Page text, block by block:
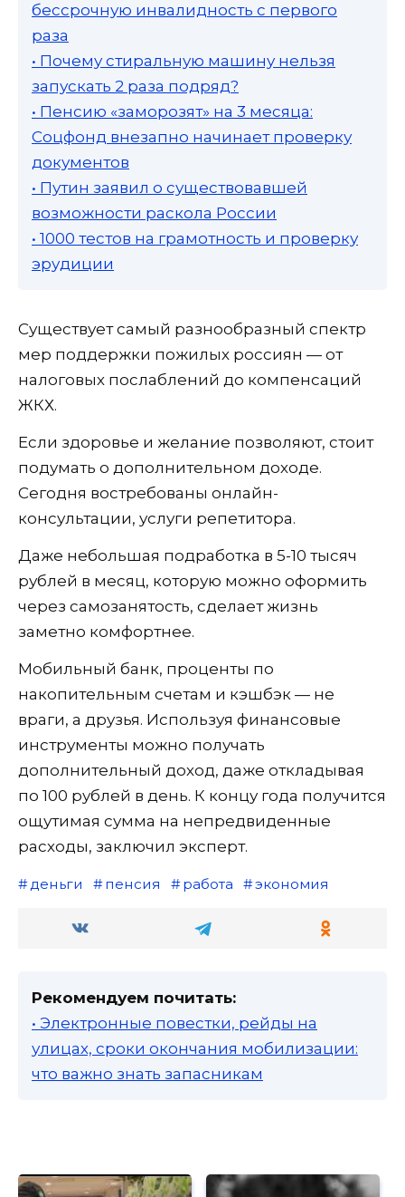
бессрочную инвалидность с первого
раза
• Почему стиральную машину нельзя
запускать 2 раза подряд?
• Пенсию «заморозят» на 3 месяца:
Соцфонд внезапно начинает проверку
документов
• Путин заявил о существовавшей
возможности раскола России
• 1000 тестов на грамотность и проверку
эрудиции
Существует самый разнообразный спектр
мер поддержки пожилых россиян — от
налоговых послаблений до компенсаций
ЖКХ.
Если здоровье и желание позволяют, стоит
подумать о дополнительном доходе.
Сегодня востребованы онлайн-
консультации, услуги репетитора.
Даже небольшая подработка в 5-10 тысяч
рублей в месяц, которую можно оформить
через самозанятость, сделает жизнь
заметно комфортнее.
Мобильный банк, проценты по
накопительным счетам и кэшбэк — не
враги, а друзья. Используя финансовые
инструменты можно получать
дополнительный доход, даже откладывая
по 100 рублей в день. К концу года получится
ощутимая сумма на непредвиденные
расходы, заключил эксперт.
деньги пенсия работа экономия
Рекомендуем почитать:
• Электронные повестки, рейды на
улицах, сроки окончания мобилизации:
что важно знать запасникам